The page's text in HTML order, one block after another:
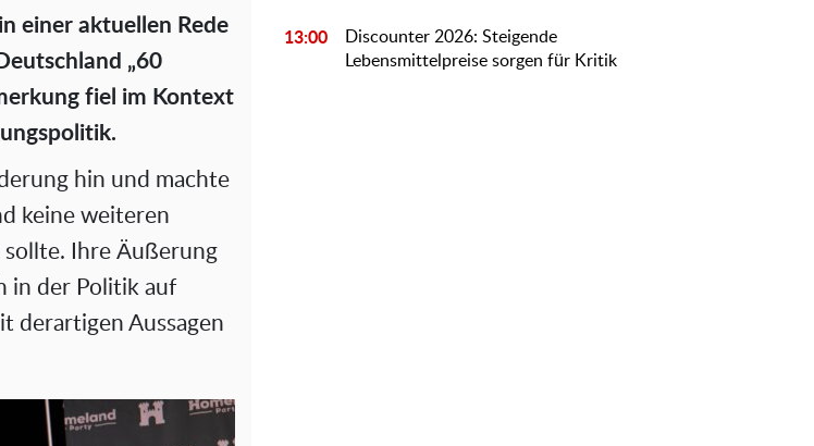
einer aktuellen Rede
„60
fiel im Kontext
hin und machte
keine weiteren
sollte. Ihre Äußerung
in der Politik auf
derartigen Aussagen
13:00
Discounter 2026: Steigende
Lebensmittelpreise sorgen für Kritik